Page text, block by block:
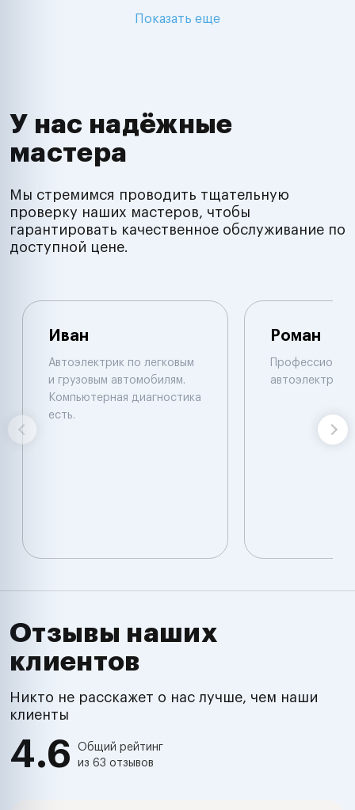
Показать еще
У нас надёжные
мастера
Мы стремимся проводить тщательную
проверку наших мастеров, чтобы
гарантировать качественное обслуживание по
доступной цене.
Иван
Автоэлектрик по легковым
и грузовым автомобилям.
Компьютерная диагностика
есть.
Роман
автоэлектрик
Отзывы наших
клиентов
Никто не расскажет о нас лучше, чем наши
клиенты
4.6
Общий рейтинг
из 63 отзывов